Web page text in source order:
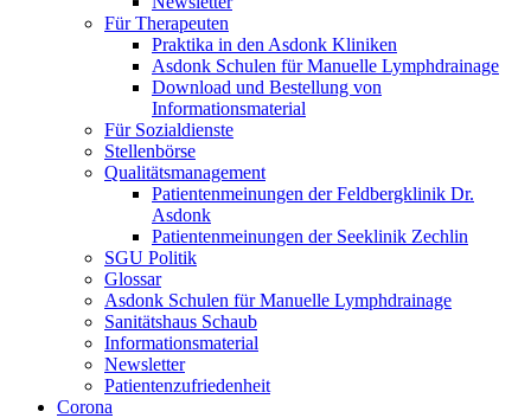
Für Therapeuten
Praktika in den Asdonk Kliniken
Asdonk Schulen für Manuelle Lymphdrainage
Download und Bestellung von
Informationsmaterial
Für Sozialdienste
Stellenbörse
Qualitätsmanagement
Patientenmeinungen der Feldbergklinik Dr.
Asdonk
Patientenmeinungen der Seeklinik Zechlin
SGU Politik
Glossar
Asdonk Schulen für Manuelle Lymphdrainage
Sanitätshaus Schaub
Informationsmaterial
Newsletter
Patientenzufriedenheit
Corona